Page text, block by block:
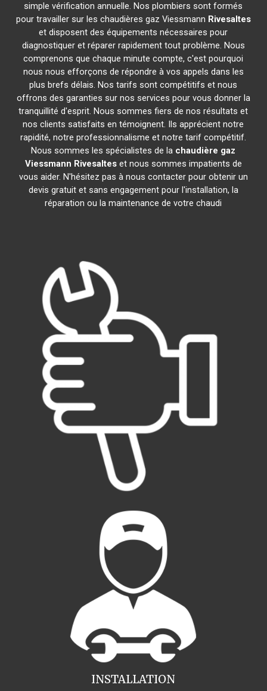
simple vérification annuelle. Nos plombiers sont formés
pour travailler sur les chaudières gaz Viessmann Rivesaltes
et disposent des équipements nécessaires pour
diagnostiquer et réparer rapidement tout problème. Nous
comprenons que chaque minute compte, c'est pourquoi
nous nous efforçons de répondre à vos appels dans les
plus brefs délais. Nos tarifs sont compétitifs et nous
offrons des garanties sur nos services pour vous donner la
tranquillité d'esprit. Nous sommes fiers de nos résultats et
nos clients satisfaits en témoignent. Ils apprécient notre
rapidité, notre professionnalisme et notre tarif compétitif.
Nous sommes les spécialistes de la chaudière gaz
Viessmann Rivesalteset nous sommes impatients de
vous aider. N'hésitez pas à nous contacter pour obtenir un
devis gratuit et sans engagement pour l'installation, la
réparation ou la maintenance de votre chaudi
INSTALLATION